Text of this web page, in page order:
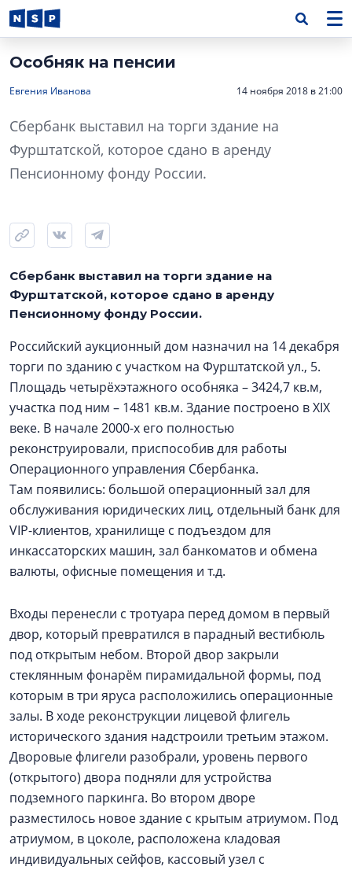
Особняк на пенсии
Евгения Иванова 14 ноября 2018 в 21:00
Сбербанк выставил на торги здание на
Фурштатской, которое сдано в аренду
Пенсионному фонду России.
Сбербанк выставил на торги здание на
Фурштатской, которое сдано в аренду
Пенсионному фонду России.
Российский аукционный дом назначил на 14 декабря
торги по зданию с участком на Фурштатской ул., 5.
Площадь четырёхэтажного особняка – 3424,7 кв.м,
участка под ним – 1481 кв.м. Здание построено в XIX
веке. В начале 2000-х его полностью
реконструировали, приспособив для работы
Операционного управления Сбербанка.
Там появились: большой операционный зал для
обслуживания юридических лиц, отдельный банк для
VIP-клиентов, хранилище с подъездом для
инкассаторских машин, зал банкоматов и обмена
валюты, офисные помещения и т.д.
Входы перенесли с тротуара перед домом в первый
двор, который превратился в парадный вестибюль
под открытым небом. Второй двор закрыли
стеклянным фонарём пирамидальной формы, под
которым в три яруса расположились операционные
залы. В ходе реконструкции лицевой флигель
исторического здания надстроили третьим этажом.
Дворовые флигели разобрали, уровень первого
(открытого) двора подняли для устройства
подземного паркинга. Во втором дворе
разместилось новое здание с крытым атриумом. Под
атриумом, в цоколе, расположена кладовая
индивидуальных сейфов, кассовый узел с